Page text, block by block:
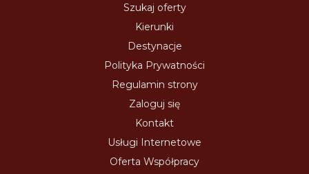
Szukaj oferty
Kierunki
Destynacje
Polityka Prywatności
Regulamin strony
Zaloguj się
Kontakt
Usługi Internetowe
Oferta Współpracy